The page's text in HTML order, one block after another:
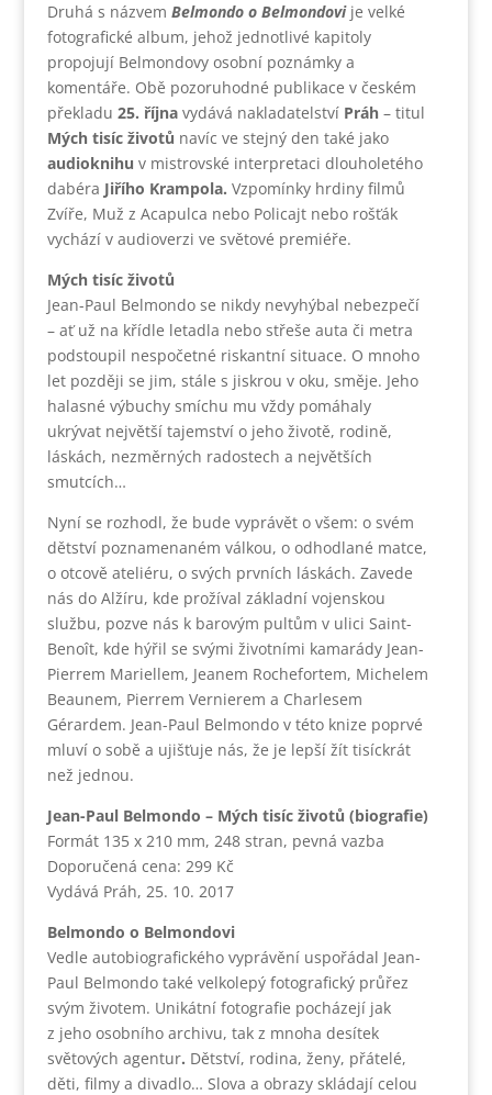
Druhá s názvem Belmondo o Belmondovi je velké
fotografické album, jehož jednotlivé kapitoly
propojují Belmondovy osobní poznámky a
komentáře. Obě pozoruhodné publikace v českém
překladu 25. říjnavydává nakladatelství Práh – titul
Mých tisíc životů navíc ve stejný den také jako
audioknihu v mistrovské interpretaci dlouholetého
dabéra Jiřího Krampola. Vzpomínky hrdiny filmů
Zvíře, Muž z Acapulca nebo Policajt nebo rošťák
vychází v audioverzi ve světové premiéře.
Mých tisíc životů
Jean-Paul Belmondo se nikdy nevyhýbal nebezpečí
– ať už na křídle letadla nebo střeše auta či metra
podstoupil nespočetné riskantní situace. O mnoho
let později se jim, stále s jiskrou v oku, směje. Jeho
halasné výbuchy smíchu mu vždy pomáhaly
ukrývat největší tajemství o jeho životě, rodině,
láskách, nezměrných radostech a největších
smutcích…
Nyní se rozhodl, že bude vyprávět o všem: o svém
dětství poznamenaném válkou, o odhodlané matce,
o otcově ateliéru, o svých prvních láskách. Zavede
nás do Alžíru, kde prožíval základní vojenskou
službu, pozve nás k barovým pultům v ulici Saint-
Benoît, kde hýřil se svými životními kamarády Jean-
Pierrem Mariellem, Jeanem Rochefortem, Michelem
Beaunem, Pierrem Vernierem a Charlesem
Gérardem. Jean-Paul Belmondo v této knize poprvé
mluví o sobě a ujišťuje nás, že je lepší žít tisíckrát
než jednou.
Jean-Paul Belmondo – Mých tisíc životů (biografie)
Formát 135 x 210 mm, 248 stran, pevná vazba
Doporučená cena: 299 Kč
Vydává Práh, 25. 10. 2017
Belmondo o Belmondovi
Vedle autobiografického vyprávění uspořádal Jean-
Paul Belmondo také velkolepý fotografický průřez
svým životem. Unikátní fotografie pocházejí jak
z jeho osobního archivu, tak z mnoha desítek
světových agentur. Dětství, rodina, ženy, přátelé,
děti, filmy a divadlo… Slova a obrazy skládají celou